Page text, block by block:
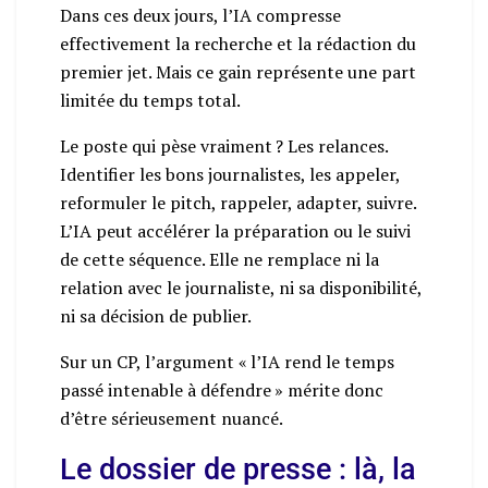
Dans ces deux jours, l’IA compresse
effectivement la recherche et la rédaction du
premier jet. Mais ce gain représente une part
limitée du temps total.
Le poste qui pèse vraiment ? Les relances.
Identifier les bons journalistes, les appeler,
reformuler le pitch, rappeler, adapter, suivre.
L’IA peut accélérer la préparation ou le suivi
de cette séquence. Elle ne remplace ni la
relation avec le journaliste, ni sa disponibilité,
ni sa décision de publier.
Sur un CP, l’argument « l’IA rend le temps
passé intenable à défendre » mérite donc
d’être sérieusement nuancé.
Le dossier de presse : là, la